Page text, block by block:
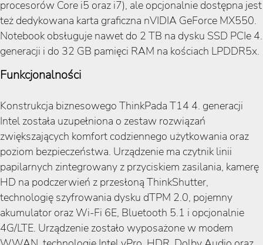
procesorów Core i5 oraz i7), ale opcjonalnie dostępna jest
też dedykowana karta graficzna nVIDIA GeForce MX550.
Notebook obsługuje nawet do 2 TB na dysku SSD PCIe 4.
generacji i do 32 GB pamięci RAM na kościach LPDDR5x.
Funkcjonalności
Konstrukcja biznesowego ThinkPada T14 4. generacji
Intel została uzupełniona o zestaw rozwiązań
zwiększających komfort codziennego użytkowania oraz
poziom bezpieczeństwa. Urządzenie ma czytnik linii
papilarnych zintegrowany z przyciskiem zasilania, kamerę
HD na podczerwień z przesłoną ThinkShutter,
technologię szyfrowania dysku dTPM 2.0, pojemny
akumulator oraz Wi-Fi 6E, Bluetooth 5.1 i opcjonalnie
4G/LTE. Urządzenie zostało wyposażone w modem